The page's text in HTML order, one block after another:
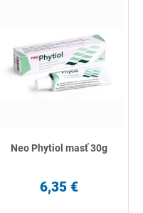
Neo Phytiol masť 30g
6,35 €